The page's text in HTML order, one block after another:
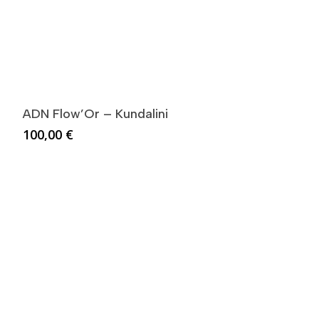
ADN Flow’Or – Kundalini
100,00 €